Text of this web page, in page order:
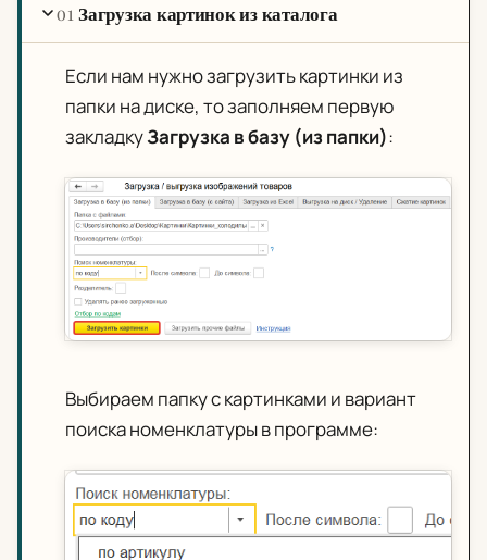
01 Загрузка картинок из каталога
Если нам нужно загрузить картинки из
папки на диске, то заполняем первую
закладкуЗагрузка в базу (из папки):
Выбираем папку с картинками и вариант
поиска номенклатуры в программе: